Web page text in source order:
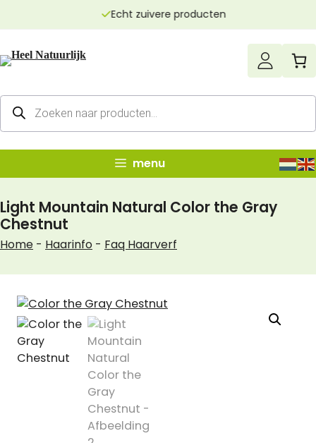
inhoud
Echt zuivere producten
Producten
zoeken
menu
Light Mountain Natural Color the Gray
Chestnut
Home - Haarinfo - Faq Haarverf